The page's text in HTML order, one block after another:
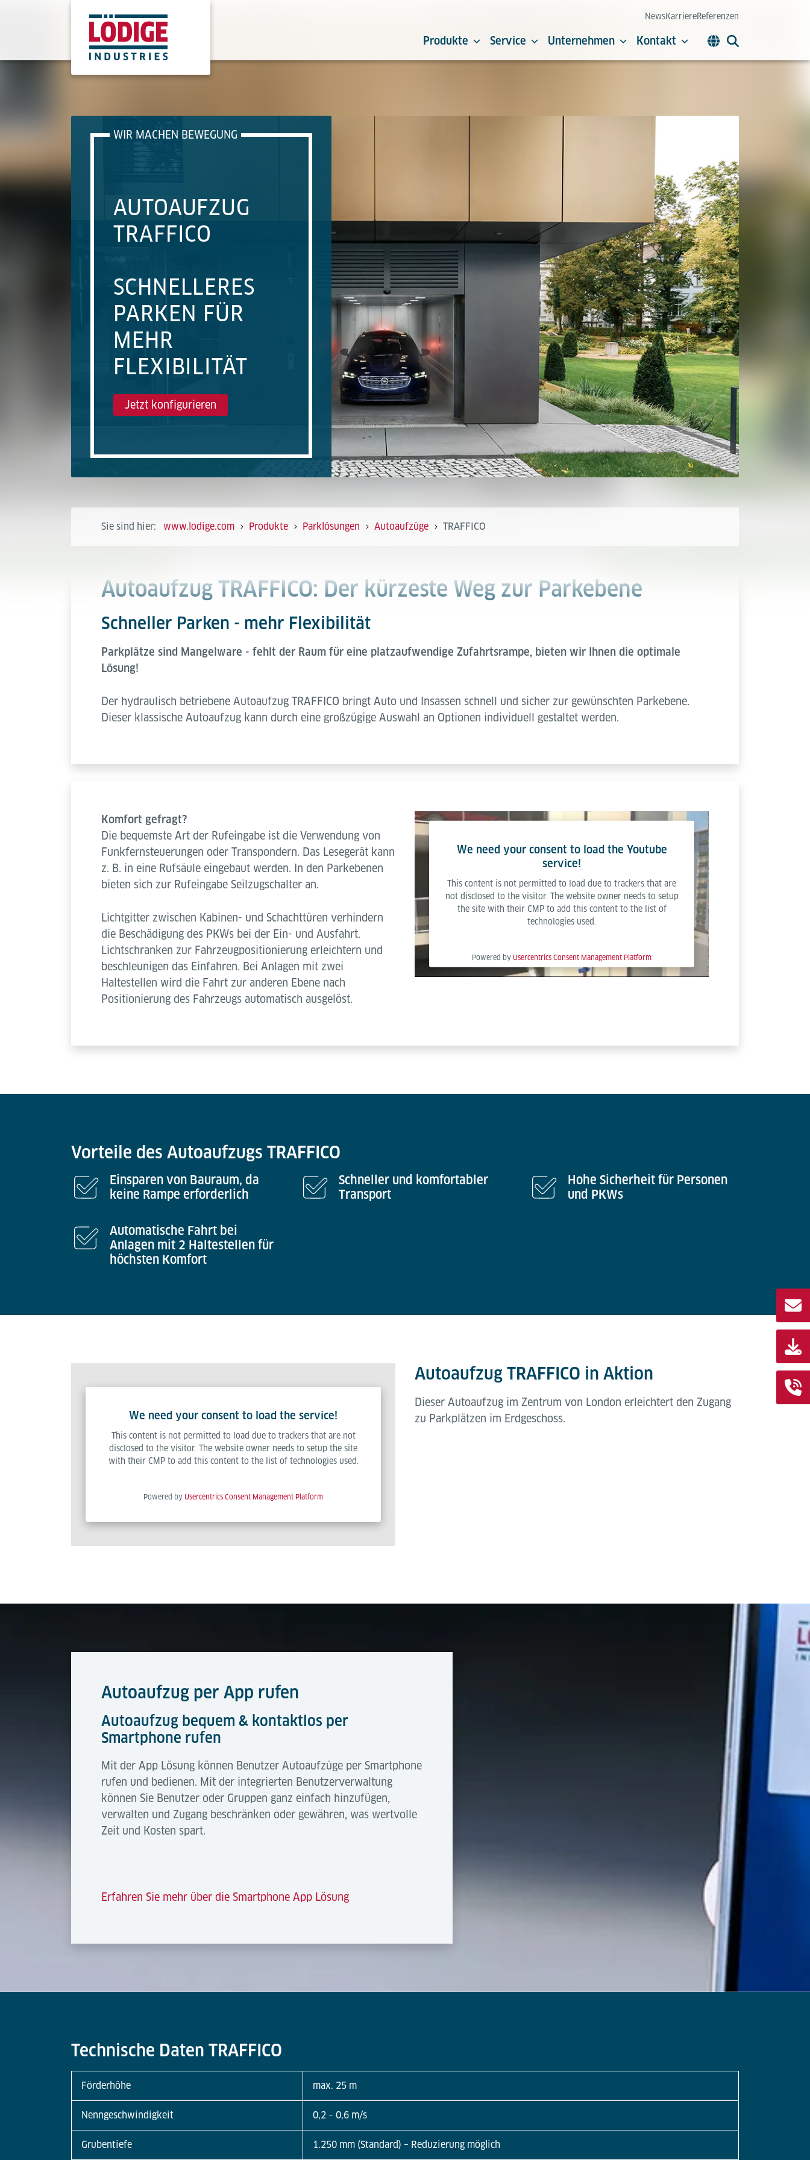
NewsKarriereReferenzen
Produkte Service Unternehmen Kontakt
WIR MACHEN BEWEGUNG
AUTOAUFZUG
TRAFFICO
SCHNELLERES
PARKEN FÜR
MEHR
FLEXIBILITÄT
Jetzt konfigurieren
Sie sind hier: www.lodige.com Produkte Parklösungen Autoaufzüge TRAFFICO
Autoaufzug TRAFFICO: Der kürzeste Weg zur Parkebene
Schneller Parken - mehr Flexibilität
Parkplätze sind Mangelware - fehlt der Raum für eine platzaufwendige Zufahrtsrampe, bieten wir Ihnen die optimale
Lösung!
Der hydraulisch betriebene Autoaufzug TRAFFICO bringt Auto und Insassen schnell und sicher zur gewünschten Parkebene.
Dieser klassische Autoaufzug kann durch eine großzügige Auswahl an Optionen individuell gestaltet werden.
Komfort gefragt?
Die bequemste Art der Rufeingabe ist die Verwendung von
Funkfernsteuerungen oder Transpondern. Das Lesegerät kann
z. B. in eine Rufsäule eingebaut werden. In den Parkebenen
bieten sich zur Rufeingabe Seilzugschalter an.
Lichtgitter zwischen Kabinen- und Schachttüren verhindern
die Beschädigung des PKWs bei der Ein- und Ausfahrt.
Lichtschranken zur Fahrzeugpositionierung erleichtern und
beschleunigen das Einfahren. Bei Anlagen mit zwei
Haltestellen wird die Fahrt zur anderen Ebene nach
Positionierung des Fahrzeugs automatisch ausgelöst.
We need your consent to load the Youtube
service!
This content is not permitted to load due to trackers that are
not disclosed to the visitor. The website owner needs to setup
the site with their CMP to add this content to the list of
technologies used.
Powered by Usercentrics Consent Management Platform
Vorteile des Autoaufzugs TRAFFICO
Einsparen von Bauraum, da
keine Rampe erforderlich
Schneller und komfortabler
Transport
Hohe Sicherheit für Personen
und PKWs
Automatische Fahrt bei
Anlagen mit 2 Haltestellen für
höchsten Komfort
We need your consent to load the service!
This content is not permitted to load due to trackers that are not
disclosed to the visitor. The website owner needs to setup the site
with their CMP to add this content to the list of technologies used.
Powered by Usercentrics Consent Management Platform
Autoaufzug TRAFFICO in Aktion
Dieser Autoaufzug im Zentrum von London erleichtert den Zugang
zu Parkplätzen im Erdgeschoss.
Autoaufzug per App rufen
Autoaufzug bequem & kontaktlos per
Smartphone rufen
Mit der App Lösung können Benutzer Autoaufzüge per Smartphone
rufen und bedienen. Mit der integrierten Benutzerverwaltung
können Sie Benutzer oder Gruppen ganz einfach hinzufügen,
verwalten und Zugang beschränken oder gewähren, was wertvolle
Zeit und Kosten spart.
Erfahren Sie mehr über die Smartphone App Lösung
Technische Daten TRAFFICO
Förderhöhe max. 25 m
Nenngeschwindigkeit 0,2 – 0,6 m/s
Grubentiefe 1.250 mm (Standard) – Reduzierung möglich